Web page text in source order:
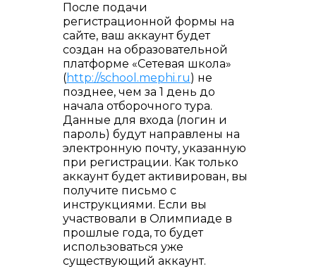
После подачи
регистрационной формы на
сайте, ваш аккаунт будет
создан на образовательной
платформе «Сетевая школа»
(http://school.mephi.ru) не
позднее, чем за 1 день до
начала отборочного тура.
Данные для входа (логин и
пароль) будут направлены на
электронную почту, указанную
при регистрации. Как только
аккаунт будет активирован, вы
получите письмо с
инструкциями. Если вы
участвовали в Олимпиаде в
прошлые года, то будет
использоваться уже
существующий аккаунт.